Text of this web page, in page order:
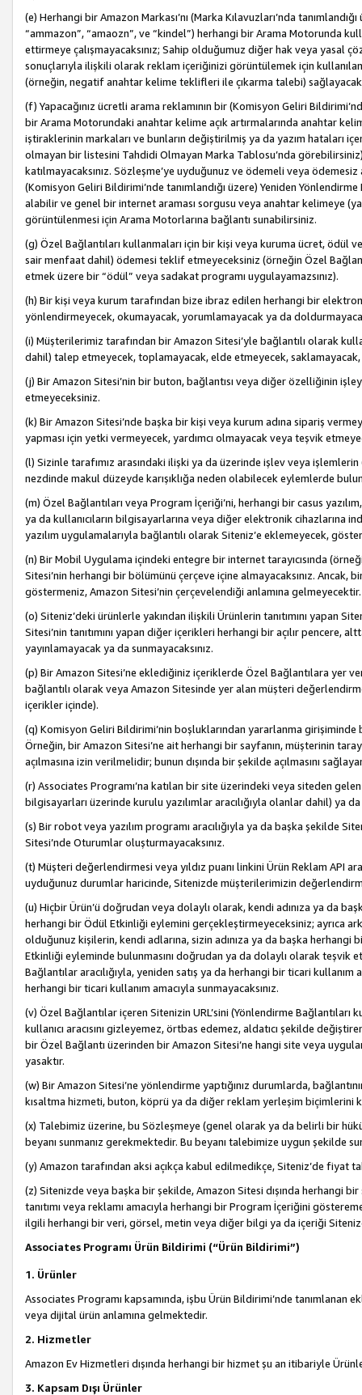
(e) Herhangi bir Amazon Markası’nı (Marka Kılavuzları’nda
“ammazon”, “amaozn”, ve “kindel”) herhangi bir Arama Motorunda
ettirmeye çalışmayacaksınız; Sahip olduğumuz diğer hak veya yasal
sonuçlarıyla ilişkili olarak reklam içeriğinizi görüntülemek için
(örneğin, negatif anahtar kelime teklifleri ile çıkarma talebi)
(f) Yapacağınız ücretli arama reklamının bir (Komisyon Geliri
bir Arama Motorundaki anahtar kelime açık artırmalarında anahtar
iştiraklerinin markaları ve bunların değiştirilmiş ya da yazım hataları
olmayan bir listesini Tahdidi Olmayan Marka Tablosu’nda
katılmayacaksınız. Sözleşme’ye uyduğunuz ve ödemeli veya
(Komisyon Geliri Bildirimi’nde tanımlandığı üzere) Yeniden
alabilir ve genel bir internet araması sorgusu veya anahtar kelimeye
görüntülenmesi için Arama Motorlarına bağlantı sunabilirsiniz.
(g) Özel Bağlantıları kullanmaları için bir kişi veya kuruma ücret, ödül
sair menfaat dahil) ödemesi teklif etmeyeceksiniz (örneğin Özel
etmek üzere bir “ödül” veya sadakat programı uygulayamazsınız).
(h) Bir kişi veya kurum tarafından bize ibraz edilen herhangi bir
yönlendirmeyecek, okumayacak, yorumlamayacak ya da
(i) Müşterilerimiz tarafından bir Amazon Sitesi’yle bağlantılı olarak
dahil) talep etmeyecek, toplamayacak, elde etmeyecek,
(j) Bir Amazon Sitesi’nin bir buton, bağlantısı veya diğer özelliğinin
etmeyeceksiniz.
(k) Bir Amazon Sitesi’nde başka bir kişi veya kurum adına sipariş
yapması için yetki vermeyecek, yardımcı olmayacak veya teşvik
(l) Sizinle tarafımız arasındaki ilişki ya da üzerinde işlev veya
nezdinde makul düzeyde karışıklığa neden olabilecek eylemlerde
(m) Özel Bağlantıları veya Program İçeriği’ni, herhangi bir casus
ya da kullanıcıların bilgisayarlarına veya diğer elektronik
yazılım uygulamalarıyla bağlantılı olarak Siteniz’e eklemeyecek,
(n) Bir Mobil Uygulama içindeki entegre bir internet tarayıcısında
Sitesi’nin herhangi bir bölümünü çerçeve içine almayacaksınız. Ancak,
göstermeniz, Amazon Sitesi’nin çerçevelendiği anlamına gelmeyecektir.
(o) Siteniz’deki ürünlerle yakından ilişkili Ürünlerin tanıtımını yapan
Sitesi’nin tanıtımını yapan diğer içerikleri herhangi bir açılır pencere,
yayınlamayacak ya da sunmayacaksınız.
(p) Bir Amazon Sitesi’ne eklediğiniz içeriklerde Özel Bağlantılara yer
bağlantılı olarak veya Amazon Sitesinde yer alan müşteri
içerikler içinde).
(q) Komisyon Geliri Bildirimi’nin boşluklarından yararlanma
Örneğin, bir Amazon Sitesi’ne ait herhangi bir sayfanın, müşterinin
açılmasına izin verilmelidir; bunun dışında bir şekilde açılmasını
(r) Associates Programı’na katılan bir site üzerindeki veya siteden
bilgisayarları üzerinde kurulu yazılımlar aracılığıyla olanlar dahil) ya
(s) Bir robot veya yazılım programı aracılığıyla ya da başka şekilde
Sitesi’nde Oturumlar oluşturmayacaksınız.
(t) Müşteri değerlendirmesi veya yıldız puanı linkini Ürün Reklam API
uyduğunuz durumlar haricinde, Sitenizde müşterilerimizin
(u) Hiçbir Ürün’ü doğrudan veya dolaylı olarak, kendi adınıza ya da
herhangi bir Ödül Etkinliği eylemini gerçekleştirmeyeceksiniz; ayrıca
olduğunuz kişilerin, kendi adlarına, sizin adınıza ya da başka herhangi
Etkinliği eyleminde bulunmasını doğrudan ya da dolaylı olarak teşvik
Bağlantılar aracılığıyla, yeniden satış ya da herhangi bir ticari
herhangi bir ticari kullanım amacıyla sunmayacaksınız.
(v) Özel Bağlantılar içeren Sitenizin URL’sini (Yönlendirme Bağlantıları
kullanıcı aracısını gizleyemez, örtbas edemez, aldatıcı şekilde
bir Özel Bağlantı üzerinden bir Amazon Sitesi’ne hangi site veya
yasaktır.
(w) Bir Amazon Sitesi’ne yönlendirme yaptığınız durumlarda,
kısaltma hizmeti, buton, köprü ya da diğer reklam yerleşim biçimlerini
(x) Talebimiz üzerine, bu Sözleşmeye (genel olarak ya da belirli bir
beyanı sunmanız gerekmektedir. Bu beyanı talebimize uygun şekilde
(y) Amazon tarafından aksi açıkça kabul edilmedikçe, Siteniz’de fiyat
(z) Sitenizde veya başka bir şekilde, Amazon Sitesi dışında herhangi
tanıtımı veya reklamı amacıyla herhangi bir Program İçeriğini
ilgili herhangi bir veri, görsel, metin veya diğer bilgi ya da içeriği
Associates Programı Ürün Bildirimi (“Ürün Bildirimi”)
1. Ürünler
Associates Programı kapsamında, işbu Ürün Bildirimi’nde
veya dijital ürün anlamına gelmektedir.
2. Hizmetler
Amazon Ev Hizmetleri dışında herhangi bir hizmet şu an itibariyle
3. Kapsam Dışı Ürünler